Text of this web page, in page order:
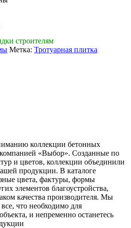
строителям
Метка: Тротуарная плитка
коллекции бетонных
«Выбор». Созданные по
и цветов, коллекции объединили
продукции. В каталоге
цвета, фактуры, формы
элементов благоустройства,
качества производителя. Мы
что необходимо для
и непременно останетесь